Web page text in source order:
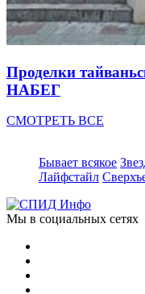
Проделки
НАБЕГ
СМОТРЕТЬ ВСЕ
Бывает всякое
Лайфстайл
Мы в социальных сетях